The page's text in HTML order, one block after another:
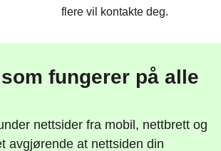
flere vil kontakte deg.
fungerer på alle
nettsider fra mobil, nettbrett og
avgjørende at nettsiden din